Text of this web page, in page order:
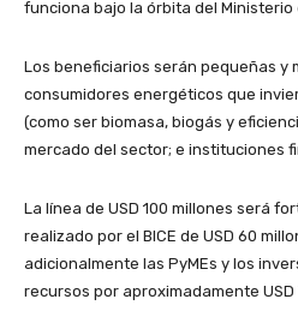
funciona bajo la órbita del Ministerio
Los beneficiarios serán pequeñas y
consumidores energéticos que
(como ser biomasa, biogás y
mercado del sector; e instituciones
La línea de USD 100 millones será
realizado por el BICE de USD 60
adicionalmente las PyMEs y los
recursos por aproximadamente USD